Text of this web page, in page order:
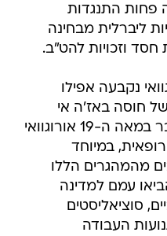
פחות התנגדות
ליברלית מבחינה
וזכויות להט"ב.
נקבעה אפילו
חוסה באז'ה אי
אורדונייס כראש המדינה. כבר במאה ה-19 אורוגוואי
במיוחד
מהמהגרים הללו
עמם למדינה
סוציאליסטים
העבודה